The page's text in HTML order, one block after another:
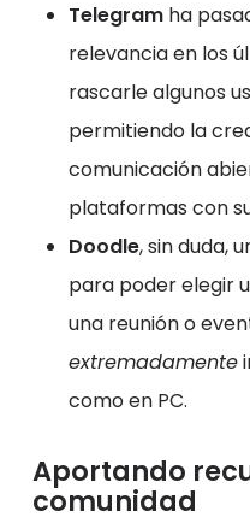
Telegramha
relevancia en los
rascarle algunos
permitiendo la
comunicación
plataformas con
Doodle, sin duda,
para poder elegir
una reunión o
extremadamente
como en PC.
Aportando
comunidad